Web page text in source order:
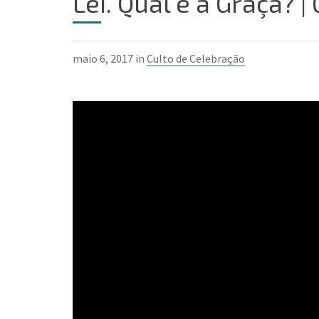
maio 6, 2017 in Culto de Celebração